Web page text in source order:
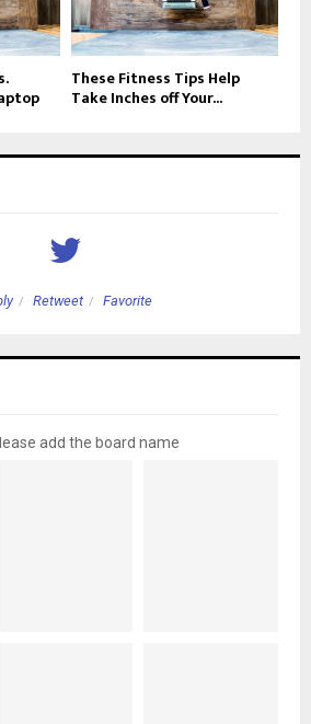
These Fitness Tips Help
Take Inches off Your...
Retweet Favorite
add the board name